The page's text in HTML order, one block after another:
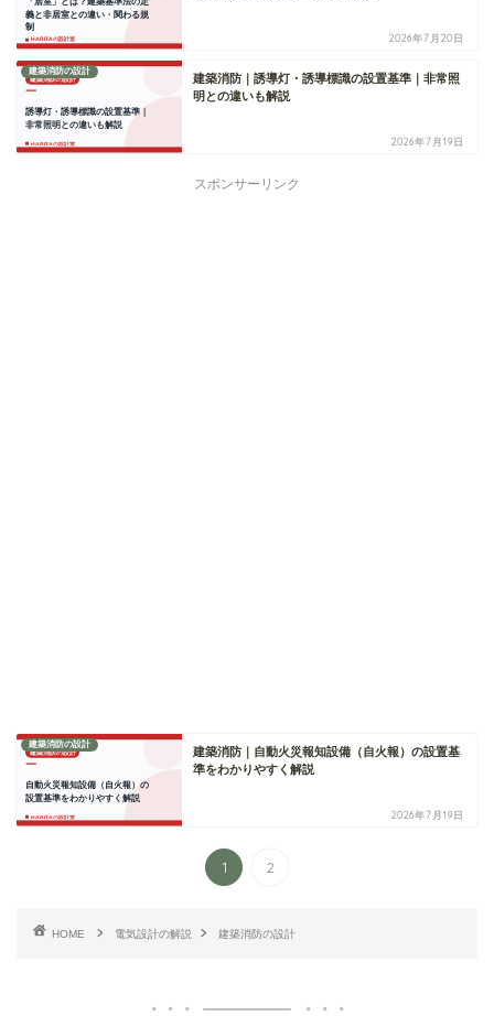
2026年7月20日
建築消防の設計
建築消防｜誘導灯・誘導標識の設置基準｜非常照
明との違いも解説
2026年7月19日
スポンサーリンク
建築消防の設計
建築消防｜自動火災報知設備（自火報）の設置基
準をわかりやすく解説
2026年7月19日
1 2
HOME 電気設計の解説 建築消防の設計